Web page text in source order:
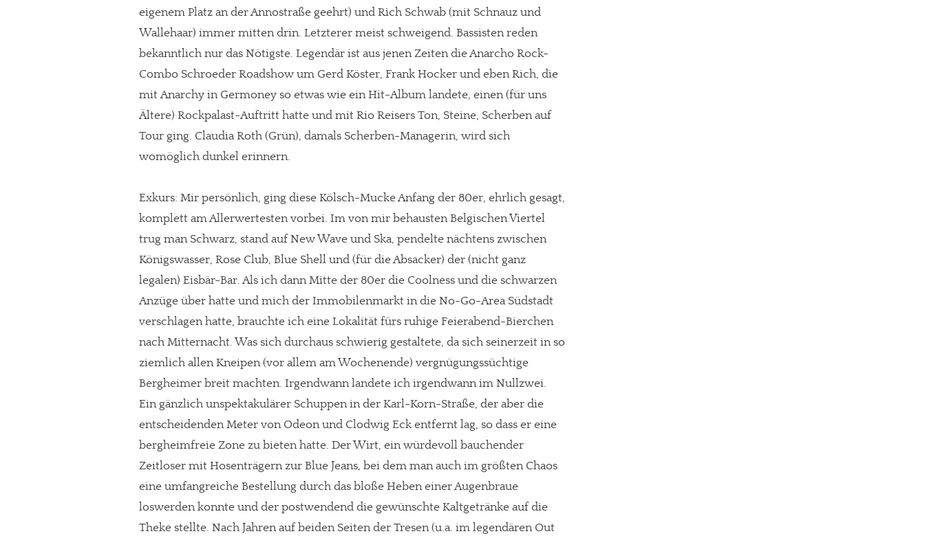
eigenem Platz an der Annostraße geehrt) und Rich Schwab (mit Schnauz und
Wallehaar) immer mitten drin. Letzterer meist schweigend. Bassisten reden
bekanntlich nur das Nötigste. Legendär ist aus jenen Zeiten die Anarcho Rock-
Combo Schroeder Roadshow um Gerd Köster, Frank Hocker und eben Rich, die
mit Anarchy in Germoney so etwas wie ein Hit-Album landete, einen (für uns
Ältere) Rockpalast-Auftritt hatte und mit Rio Reisers Ton, Steine, Scherben auf
Tour ging. Claudia Roth (Grün), damals Scherben-Managerin, wird sich
womöglich dunkel erinnern.
Exkurs: Mir persönlich, ging diese Kölsch-Mucke Anfang der 80er, ehrlich gesagt,
komplett am Allerwertesten vorbei. Im von mir behausten Belgischen Viertel
trug man Schwarz, stand auf New Wave und Ska, pendelte nächtens zwischen
Königswasser, Rose Club, Blue Shell und (für die Absacker) der (nicht ganz
legalen) Eisbär-Bar. Als ich dann Mitte der 80er die Coolness und die schwarzen
Anzüge über hatte und mich der Immobilenmarkt in die No-Go-Area Südstadt
verschlagen hatte, brauchte ich eine Lokalität fürs ruhige Feierabend-Bierchen
nach Mitternacht. Was sich durchaus schwierig gestaltete, da sich seinerzeit in so
ziemlich allen Kneipen (vor allem am Wochenende) vergnügungssüchtige
Bergheimer breit machten. Irgendwann landete ich irgendwann im Nullzwei.
Ein gänzlich unspektakulärer Schuppen in der Karl-Korn-Straße, der aber die
entscheidenden Meter von Odeon und Clodwig Eck entfernt lag, so dass er eine
bergheimfreie Zone zu bieten hatte. Der Wirt, ein würdevoll bauchender
Zeitloser mit Hosenträgern zur Blue Jeans, bei dem man auch im größten Chaos
eine umfangreiche Bestellung durch das bloße Heben einer Augenbraue
loswerden konnte und der postwendend die gewünschte Kaltgetränke auf die
Theke stellte. Nach Jahren auf beiden Seiten der Tresen (u.a. im legendären Out